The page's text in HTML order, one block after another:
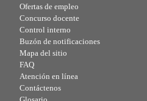
Ofertas de empleo
Concurso docente
Control interno
Buzón de notificaciones
Mapa del sitio
FAQ
Atención en línea
Contáctenos